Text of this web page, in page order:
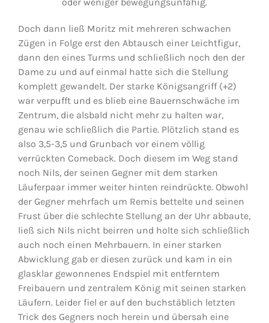
Doch dann ließ Moritz mit mehreren schwachen
Zügen in Folge erst den Abtausch einer Leichtfigur,
dann den eines Turms und schließlich noch den der
Dame zu und auf einmal hatte sich die Stellung
komplett gewandelt. Der starke Königsangriff (+2)
war verpufft und es blieb eine Bauernschwäche im
Zentrum, die alsbald nicht mehr zu halten war,
genau wie schließlich die Partie. Plötzlich stand es
also 3,5-3,5 und Grunbach vor einem völlig
verrückten Comeback. Doch diesem im Weg stand
noch Nils, der seinen Gegner mit dem starken
Läuferpaar immer weiter hinten reindrückte. Obwohl
der Gegner mehrfach um Remis bettelte und seinen
Frust über die schlechte Stellung an der Uhr abbaute,
ließ sich Nils nicht beirren und holte sich schließlich
auch noch einen Mehrbauern. In einer starken
Abwicklung gab er diesen zurück und kam in ein
glasklar gewonnenes Endspiel mit entferntem
Freibauern und zentralem König mit seinen starken
Läufern. Leider fiel er auf den buchstäblich letzten
Trick des Gegners noch herein und übersah eine